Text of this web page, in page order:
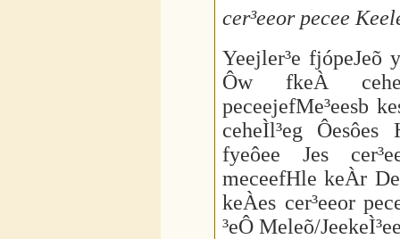
cer³eeor pecee
Yeejler³e fjópeJeõ
Ôw fkeÀ
peceejefMe³eesb
ceheÌl³eg Ôesôes
fyeôee Jes
meceefHle keÀr
keÀes cer³eeor
³eÔ Meleõ/